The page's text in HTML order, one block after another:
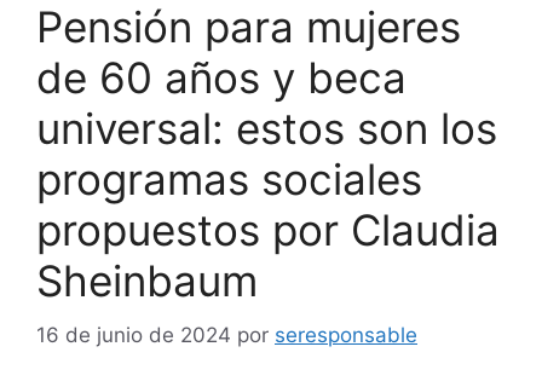
Pensión para mujeres
de 60 años y beca
universal: estos son los
programas sociales
propuestos por Claudia
Sheinbaum
16 de junio de 2024 por seresponsable